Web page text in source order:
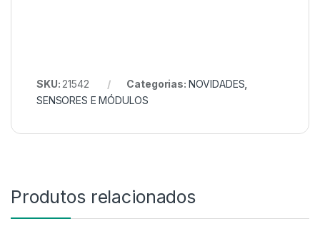
SKU: 21542 Categorias: NOVIDADES
SENSORES E MÓDULOS
Produtos relacionados